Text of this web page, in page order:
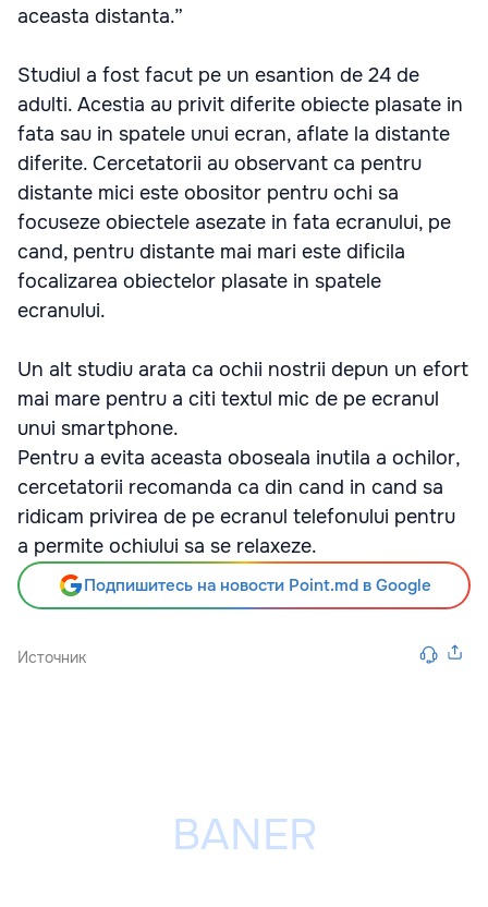
aceasta distanta.”
Studiul a fost facut pe un esantion de 24 de
adulti. Acestia au privit diferite obiecte plasate in
fata sau in spatele unui ecran, aflate la distante
diferite. Cercetatorii au observant ca pentru
distante mici este obositor pentru ochi sa
focuseze obiectele asezate in fata ecranului, pe
cand, pentru distante mai mari este dificila
focalizarea obiectelor plasate in spatele
ecranului.
Un alt studiu arata ca ochii nostrii depun un efort
mai mare pentru a citi textul mic de pe ecranul
unui smartphone.
Pentru a evita aceasta oboseala inutila a ochilor,
cercetatorii recomanda ca din cand in cand sa
ridicam privirea de pe ecranul telefonului pentru
a permite ochiului sa se relaxeze.
Подпишитесь на новости Point.md в Google
Источник